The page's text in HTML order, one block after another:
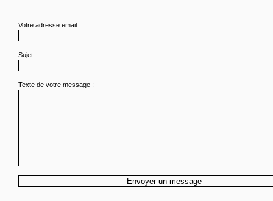
Votre adresse email
Sujet
Texte de votre message :